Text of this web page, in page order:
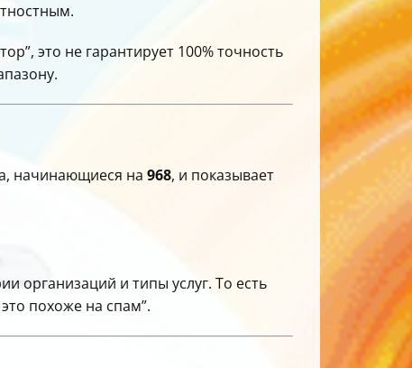
это не гарантирует 100% точность
начинающиеся на 968, и показывает
организаций и типы услуг. То есть
похоже на спам”.